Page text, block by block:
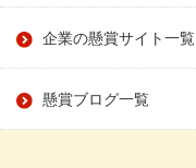
企業の懸賞サイト一覧
懸賞ブログ一覧